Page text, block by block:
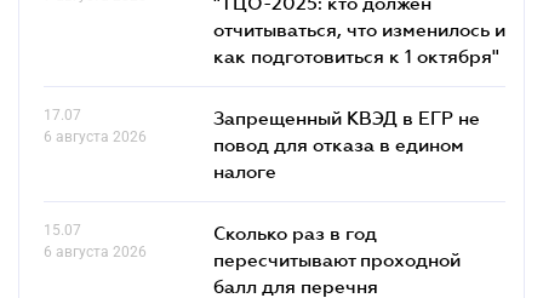
отчитываться, что изменилось и
как подготовиться к 1 октября"
17.07
6 августа 2026
Запрещенный КВЭД в ЕГР не
повод для отказа в едином
налоге
15.07
6 августа 2026
Сколько раз в год
пересчитывают проходной
балл для перечня